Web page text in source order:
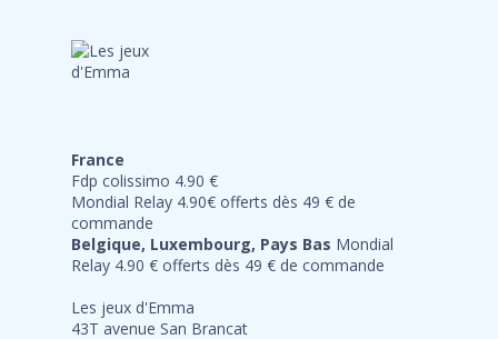
France
Fdp colissimo 4.90 €
Mondial Relay 4.90€ offerts dès 49 € de
commande
Belgique, Luxembourg, Pays Bas Mondial
Relay 4.90 € offerts dès 49 € de commande
Les jeux d'Emma
43T avenue San Brancat